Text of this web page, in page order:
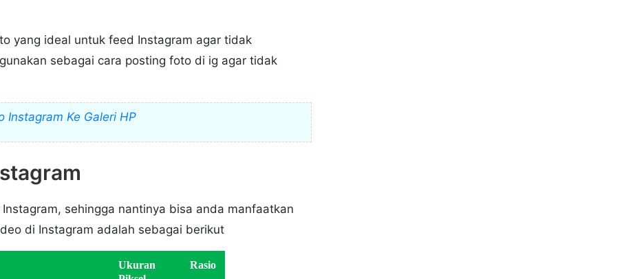
yang ideal untuk feed Instagram agar tidak
sebagai cara posting foto di ig agar tidak
Instagram Ke Galeri HP
sehingga nantinya bisa anda manfaatkan
di Instagram adalah sebagai berikut
Ukuran
Rasio